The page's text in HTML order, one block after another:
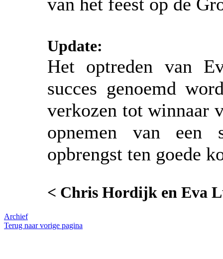
van het feest op de
Update:
Het optreden van
succes genoemd
verkozen tot winnaar
opnemen van een
opbrengst ten goede
< Chris Hordijk en Eva
Archief
Terug naar vorige pagina